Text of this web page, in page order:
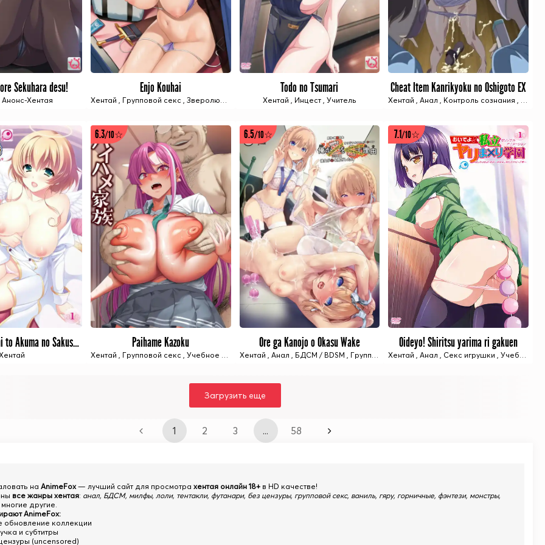
1 ИЗ 2 СЕРИЙ
Sekuhara desu!
Анонс-Хентая 11 ИЗ 12 СЕРИЙ
Enjo Kouhai
Хентай , Групповой секс , Зверолюди/Ёкаи Тёмная кожа/Загар,Учитель Эльфы,Анонс-Хентая
2 ИЗ 2 СЕРИЙ
Todo no Tsumari
Хентай , Инцест, Учитель 1 ИЗ 1 СЕРИЙ
Cheat Item Kanrikyoku no Oshigoto EX
Хентай ,Анал , Контроль сознания ,
Nuki Doki! Tenshi to Akuma no Sakusei Battle
6.3/10☆
2 ИЗ 2 СЕРИЙ
Paihame Kazoku
Хентай Групповой секс Учебное заведение
6.5/10☆
6 ИЗ 6 СЕРИЙ
Ore ga Kanojo o Okasu Wake
Хентай Анал БДСМ / BDSM Групповой секс , Изнасилование,Инцест,Секс
7.1/10☆
4 ИЗ 4 СЕРИЙ
Oideyo! Shiritsu yarima ri gakuen
Хентай ,Анал Секс игрушки ,Учебное заведение
Загрузить еще
1 2 3 ... 58
на AnimeFox— лучший сайт для просмотра хентая онлайн 18+ в HD качестве!
все жанры хентая: анал, БДСМ, милфы, лоли, тентакли, футанари, без цензуры, групповой секс, ваниль, гяру, горничные, фэнтези, монстры,
другие.
AnimeFox:
обновление коллекции
и субтитры
(uncensored)